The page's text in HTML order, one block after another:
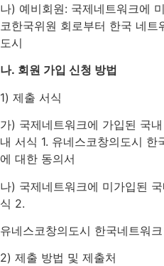
나) 예비회원: 국제네트워크에
코한국위원 회로부터 한국 네
도시
나. 회원 가입 신청 방법
1) 제출 서식
가) 국제네트워크에 가입된 국
내 서식 1. 유네스코창의도시
에 대한 동의서
나) 국제네트워크에 미가입된
식 2.
유네스코창의도시 한국네트워
2) 제출 방법 및 제출처